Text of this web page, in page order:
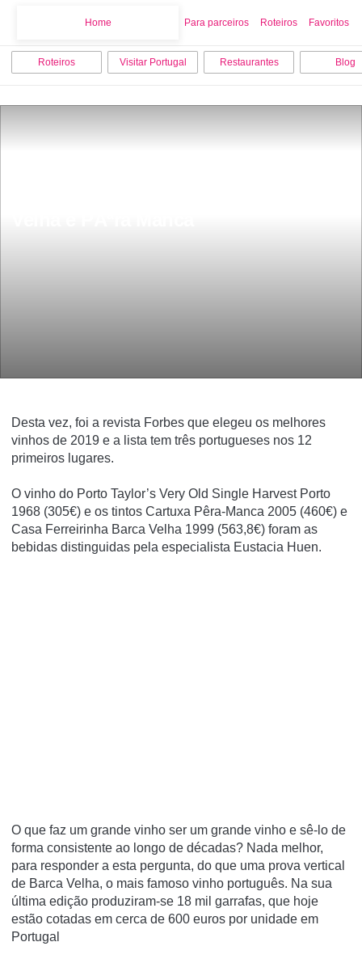
Home Para parceiros Roteiros Favoritos
Roteiros Visitar Portugal Restaurantes Blog
Desta vez, foi a revista Forbes que elegeu os melhores
vinhos de 2019 e a lista tem três portugueses nos 12
primeiros lugares.
O vinho do Porto Taylor’s Very Old Single Harvest Porto
1968 (305€) e os tintos Cartuxa Pêra-Manca 2005 (460€) e
Casa Ferreirinha Barca Velha 1999 (563,8€) foram as
bebidas distinguidas pela especialista Eustacia Huen.
O que faz um grande vinho ser um grande vinho e sê-lo de
forma consistente ao longo de décadas? Nada melhor,
para responder a esta pergunta, do que uma prova vertical
de Barca Velha, o mais famoso vinho português. Na sua
última edição produziram-se 18 mil garrafas, que hoje
estão cotadas em cerca de 600 euros por unidade em
Portugal